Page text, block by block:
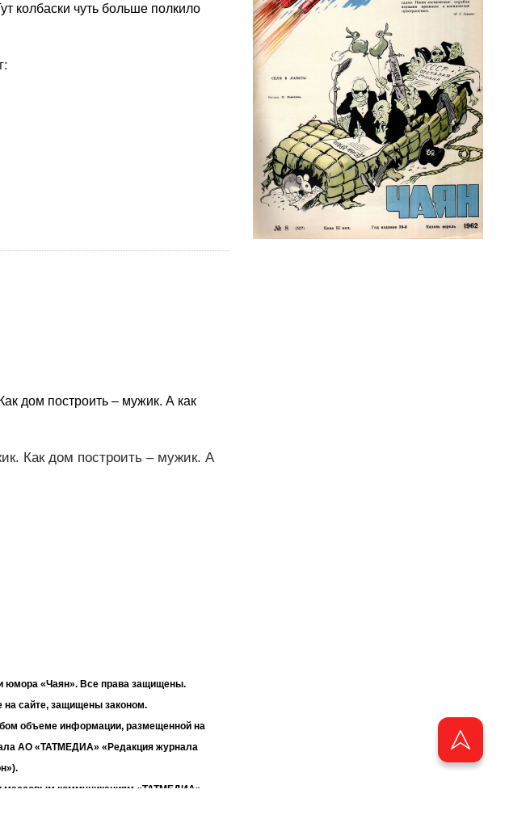
колбаски чуть больше полкило
дом построить – мужик. А как
Как дом построить – мужик. А
юмора «Чаян». Все права защищены.
сайте, защищены законом.
объеме информации, размещенной на
АО «ТАТМЕДИА» «Редакция журнала
массовым коммуникациям «ТАТМЕДИА».